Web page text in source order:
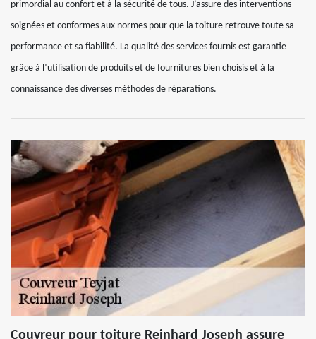
primordial au confort et à la sécurité de tous. J’assure des interventions
soignées et conformes aux normes pour que la toiture retrouve toute sa
performance et sa fiabilité. La qualité des services fournis est garantie
grâce à l’utilisation de produits et de fournitures bien choisis et à la
connaissance des diverses méthodes de réparations.
Couvreur pour toiture Reinhard Joseph assure